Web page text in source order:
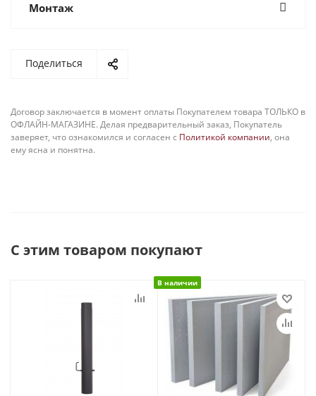
Монтаж
Поделиться
Договор заключается в момент оплаты Покупателем товара ТОЛЬКО в
ОФЛАЙН-МАГАЗИНЕ. Делая предварительный заказ, Покупатель
заверяет, что ознакомился и согласен с Политикой компании, она
ему ясна и понятна.
С этим товаром покупают
В наличии